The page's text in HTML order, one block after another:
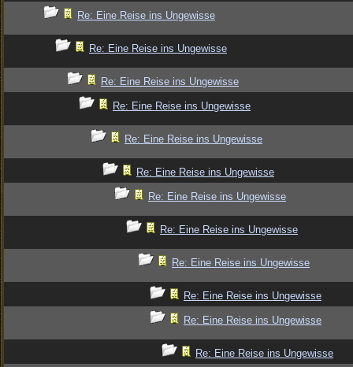
Re: Eine Reise ins Ungewisse
Re: Eine Reise ins Ungewisse
Re: Eine Reise ins Ungewisse
Re: Eine Reise ins Ungewisse
Re: Eine Reise ins Ungewisse
Re: Eine Reise ins Ungewisse
Re: Eine Reise ins Ungewisse
Re: Eine Reise ins Ungewisse
Re: Eine Reise ins Ungewisse
Re: Eine Reise ins Ungewisse
Re: Eine Reise ins Ungewisse
Re: Eine Reise ins Ungewisse